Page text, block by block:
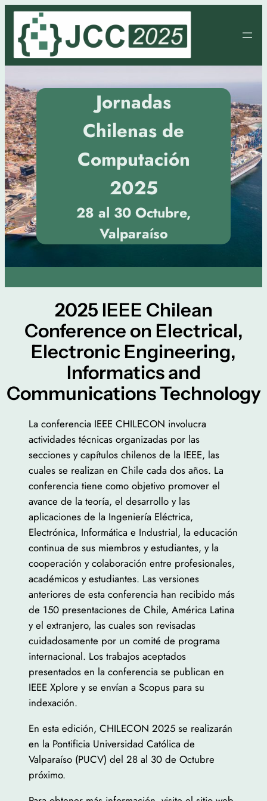
Skip
content
Jornadas
Chilenas de
Computación
2025
28 al 30 Octubre,
Valparaíso
2025 IEEE Chilean
Conference on Electrical,
Electronic Engineering,
Informatics and
Communications Technology
La conferencia IEEE CHILECON involucra
actividades técnicas organizadas por las
secciones y capítulos chilenos de la IEEE, las
cuales se realizan en Chile cada dos años. La
conferencia tiene como objetivo promover el
avance de la teoría, el desarrollo y las
aplicaciones de la Ingeniería Eléctrica,
Electrónica, Informática e Industrial, la educación
continua de sus miembros y estudiantes, y la
cooperación y colaboración entre profesionales,
académicos y estudiantes. Las versiones
anteriores de esta conferencia han recibido más
de 150 presentaciones de Chile, América Latina
y el extranjero, las cuales son revisadas
cuidadosamente por un comité de programa
internacional. Los trabajos aceptados
presentados en la conferencia se publican en
IEEE Xplore y se envían a Scopus para su
indexación.
En esta edición, CHILECON 2025 se realizarán
en la Pontificia Universidad Católica de
Valparaíso (PUCV) del 28 al 30 de Octubre
próximo.